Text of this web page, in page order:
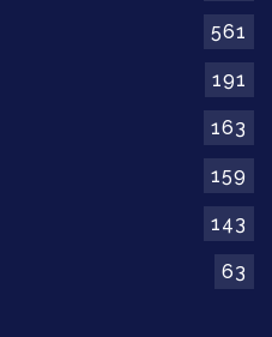
561
191
163
159
143
63